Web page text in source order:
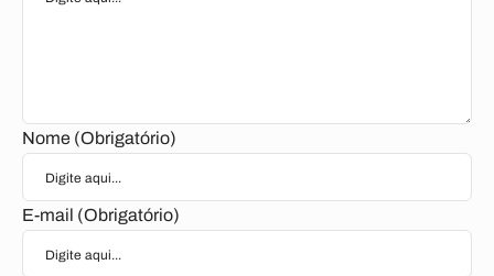
Nome (Obrigatório)
E-mail (Obrigatório)